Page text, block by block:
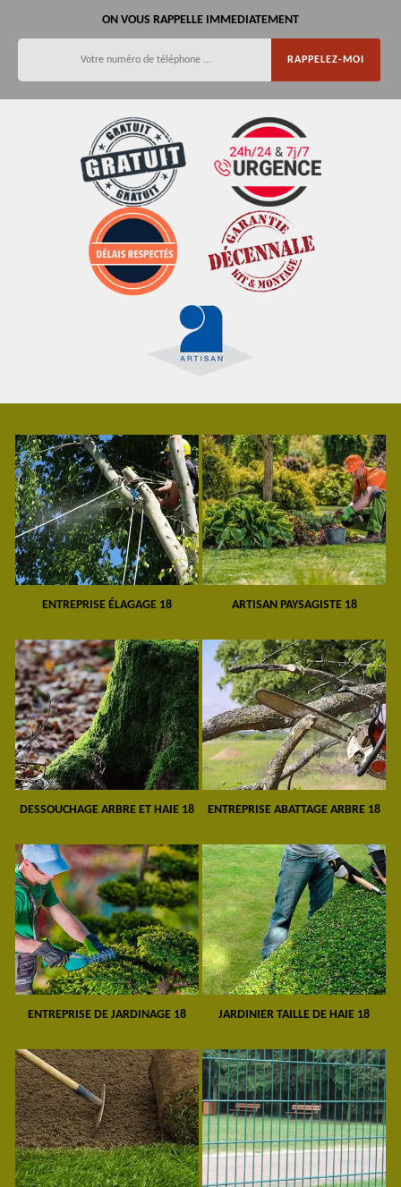
ON VOUS RAPPELLE IMMEDIATEMENT
ENTREPRISE ÉLAGAGE 18 ARTISAN PAYSAGISTE 18
DESSOUCHAGE ARBRE ET HAIE 18 ENTREPRISE ABATTAGE ARBRE 18
ENTREPRISE DE JARDINAGE 18 JARDINIER TAILLE DE HAIE 18